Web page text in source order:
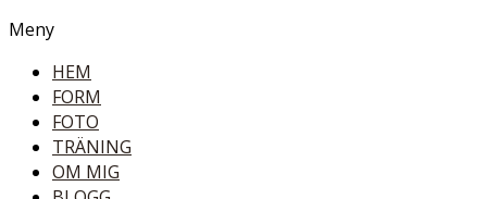
Meny
HEM
FORM
FOTO
TRÄNING
OM MIG